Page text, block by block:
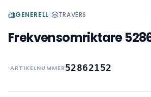
GENERELL| TRAVERS
Frekvensomriktare
ARTIKELNUMMER52862152